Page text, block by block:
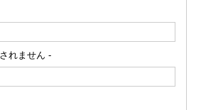
れません -